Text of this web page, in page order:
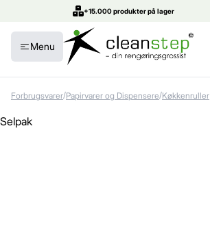
+15.000 produkter på lager
Menu
Forbrugsvarer/Papirvarer og Dispensere/Køkkenruller
Selpak